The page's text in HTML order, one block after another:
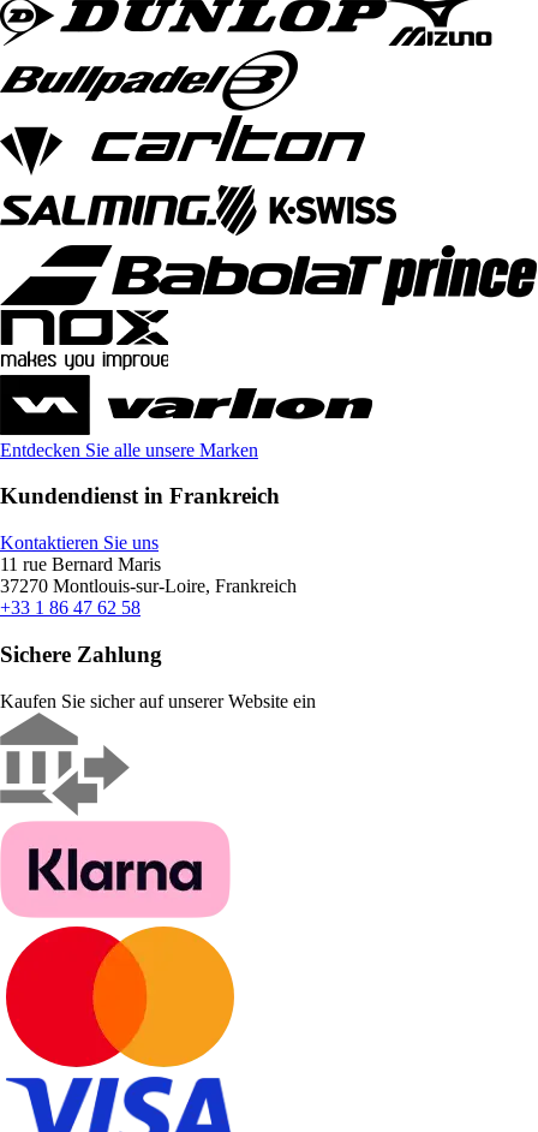
Entdecken Sie alle unsere Marken
Kundendienst in Frankreich
Kontaktieren Sie uns
11 rue Bernard Maris
37270 Montlouis-sur-Loire, Frankreich
+33 1 86 47 62 58
Sichere Zahlung
Kaufen Sie sicher auf unserer Website ein